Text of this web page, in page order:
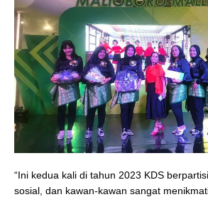
“Ini kedua kali di tahun 2023 KDS
sosial, dan kawan-kawan sangat